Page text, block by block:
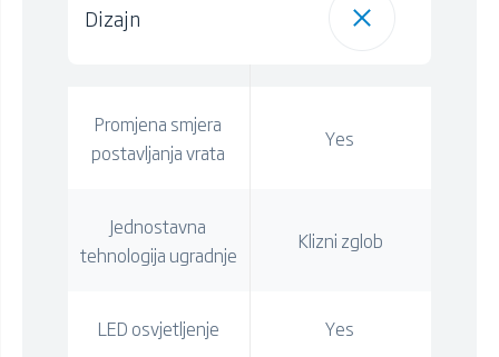
Dizajn
Promjena smjera
postavljanja vrata
Yes
Jednostavna
tehnologija ugradnje
Klizni zglob
LED osvjetljenje Yes